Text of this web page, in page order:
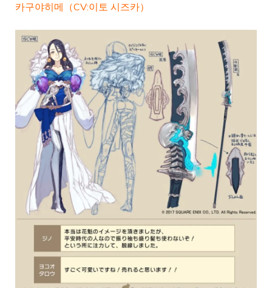
카구야히메（CV:이토 시즈카）